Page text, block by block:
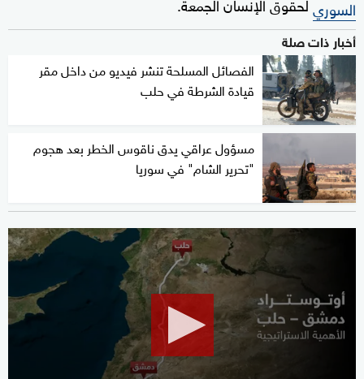
السوري
أخبار ذات صلة
الفصائل المسلحة تنشر فيديو من داخل مقر
قيادة الشرطة في حلب
مسؤول عراقي يدق ناقوس الخطر بعد هجوم
"تحرير الشام" في سوريا
0
seconds
1
minute,